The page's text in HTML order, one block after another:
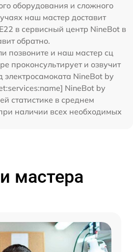
оборудования и сложного
наш мастер доставит
в сервисный центр NineBot в
обратно.
позвоните и наш мастер сц
проконсультирует и озвучит
электросамоката NineBot by
NineBot by
статистике в среднем
наличии всех необходимых
мастера